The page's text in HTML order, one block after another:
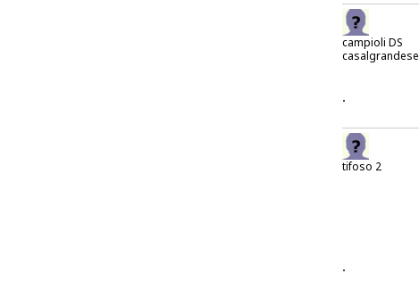
campioli DS
casalgrandese
.
tifoso 2
.